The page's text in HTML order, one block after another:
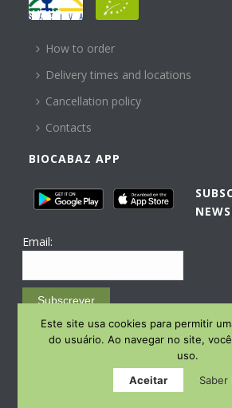
HELP
How to order
Delivery times and locations
Cancellation policy
Contacts
BIOCABAZ APP
Email:
Subscrever
Email Marketing by E-goi
Este site usa cookies para permitir
do usuário. Ao navegar no site,
uso.
Aceitar
Saber